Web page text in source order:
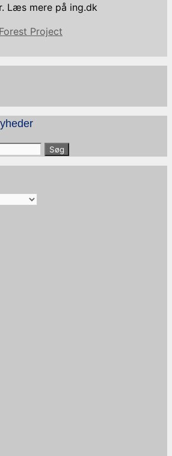
Læs mere på ing.dk
Project